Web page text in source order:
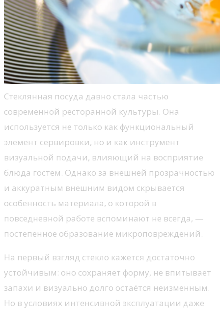
Стеклянная посуда давно стала частью
современной ресторанной культуры. Она
используется не только как функциональный
элемент сервировки, но и как инструмент
визуальной подачи, влияющий на восприятие
блюда гостем. Однако за внешней прозрачностью
и аккуратным внешним видом скрывается
особенность материала, о которой в
повседневной работе вспоминают не всегда, —
постепенное образование микроповреждений.
На первый взгляд стекло кажется достаточно
устойчивым: оно сохраняет форму, не впитывает
запахи и визуально долго остаётся неизменным.
Но в условиях интенсивной эксплуатации даже